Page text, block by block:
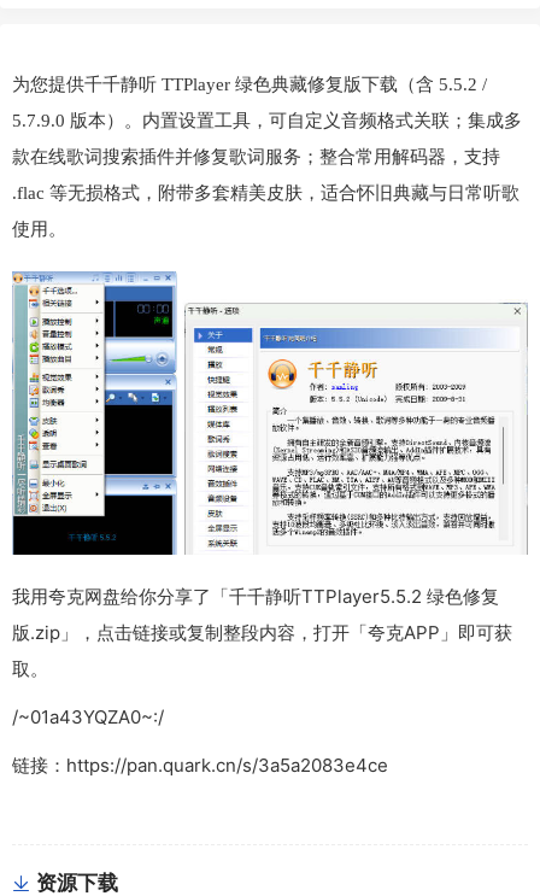
为您提供千千静听 TTPlayer 绿色典藏修复版下载（含 5.5.2 /
5.7.9.0 版本）。内置设置工具，可自定义音频格式关联；集成多
款在线歌词搜索插件并修复歌词服务；整合常用解码器，支持
.flac 等无损格式，附带多套精美皮肤，适合怀旧典藏与日常听歌
使用。
我用夸克网盘给你分享了「千千静听TTPlayer5.5.2 绿色修复
版.zip」，点击链接或复制整段内容，打开「夸克APP」即可获
取。
/~01a43YQZA0~:/
链接：https://pan.quark.cn/s/3a5a2083e4ce
资源下载